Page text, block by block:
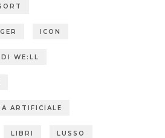
ICON
WE:LL
ARTIFICIALE
LIBRI LUSSO